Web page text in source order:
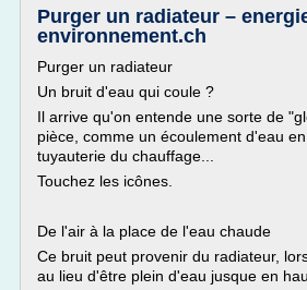
Purger un radiateur –
environnement.ch
Purger un radiateur
Un bruit d'eau qui coule ?
Il arrive qu'on entende une sorte de
pièce, comme un écoulement d'eau
tuyauterie du chauffage...
Touchez les icônes.
De l'air à la place de l'eau chaude
Ce bruit peut provenir du radiateur,
au lieu d'être plein d'eau jusque en